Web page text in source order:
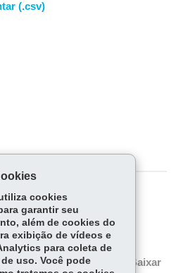
(.csv)
Fa
ce
bo
Tw
W
ha
ts
Imprimir Baixar
cookies
garantir seu
além de cookies do
exibição de vídeos e
para coleta de
uso. Você pode